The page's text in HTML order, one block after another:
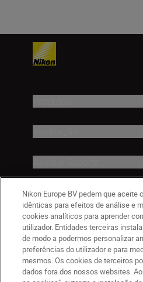
Empresa
Nikon Europe BV pedem que aceite
idênticas para efeitos de análise e
cookies analíticos para aprender
utilizador. Entidades terceiras
de modo a podermos personalizar
preferências do utilizador e para
mesmos. Os cookies de terceiros
dados fora dos nossos websites.